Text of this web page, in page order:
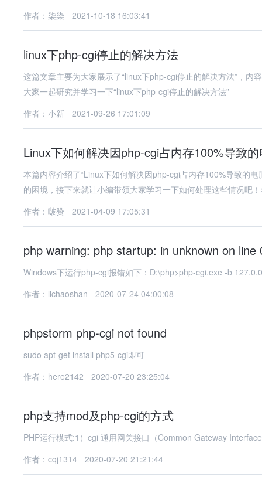
作者：柒染
2021-10-18 16:03:41
linux下php-cgi停止的解决方法
这篇文章主要为大家展示了“linux下php-cgi停止的解决方法”，
大家一起研究并学习一下“linux下php-cgi停止的解决方法”
作者：小新
2021-09-26 17:01:09
Linux下如何解决因php-cgi占内存100%导致
本篇内容介绍了“Linux下如何解决因php-cgi占内存100%导致的
的困境，接下来就让小编带领大家学习一下如何处理这些情况吧
作者：啵赞
2021-04-09 17:05:31
php warning: php startup: in unknown on line
Windows下运行php-cgi报错如下：D:\php>php-cgi.exe -b
作者：lichaoshan
2020-07-24 04:00:08
phpstorm php-cgi not found
sudo apt-get install php5-cgi即可
作者：here2142
2020-07-20 23:25:04
php支持mod及php-cgi的方式
PHP运行模式:1）cgi 通用网关接口（Common Gateway
作者：cqj1314
2020-07-20 21:21:44